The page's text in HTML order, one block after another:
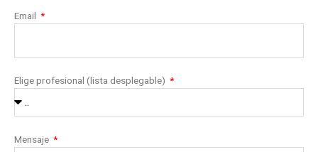
Email
Elige profesional (lista desplegable)
Mensaje